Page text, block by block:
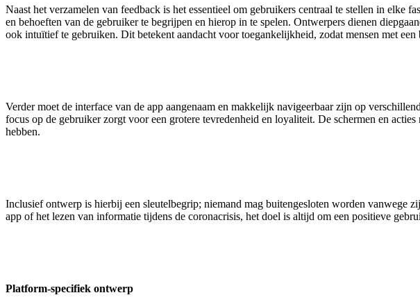
Naast het verzamelen van feedback is het essentieel om gebruikers centraal te stellen in
en behoeften van de gebruiker te begrijpen en hierop in te spelen. Ontwerpers dienen
ook intuïtief te gebruiken. Dit betekent aandacht voor toegankelijkheid, zodat mensen met
Verder moet de interface van de app aangenaam en makkelijk navigeerbaar zijn op
focus op de gebruiker zorgt voor een grotere tevredenheid en loyaliteit. De schermen en
hebben.
Inclusief ontwerp is hierbij een sleutelbegrip; niemand mag buitengesloten worden vanwege
app of het lezen van informatie tijdens de coronacrisis, het doel is altijd om een positieve
Platform-specifiek ontwerp